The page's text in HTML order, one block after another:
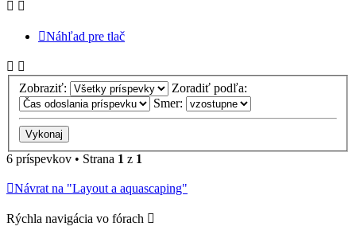
Náhľad pre tlač
Zobraziť:
Zoradiť podľa:
Smer:
6 príspevkov • Strana 1 z 1
Návrat na "Layout a aquascaping"
Rýchla navigácia vo fórach